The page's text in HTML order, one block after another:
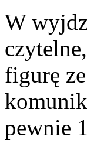
W
figurę
pewnie